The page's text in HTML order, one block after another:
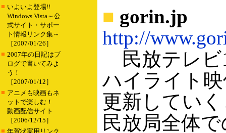
■ いよいよ登場!!
Windows Vista～公
式サイト・サポー
ト情報リンク集～
［2007/01/26］
■ 2007年の日記はブ
ログで書いてみよ
う！
［2007/01/12］
■ アニメも映画もネ
ットで楽しむ！
動画配信サイト
［2006/12/15］
■ 年賀状実用リンク
■ gorin.jp
http://
民放テレビ
ハイライト
更新してい
民放局全体